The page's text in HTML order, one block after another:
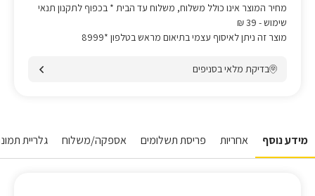
מחיר המוצר אינו כולל משלוח, משלוח עד הבית * בכפוף לתקנון תנאי
שימוש- 39 ₪
מוצר זה ניתן לאיסוף עצמי בתיאום מראש בטלפון *8999
בדיקת מלאי בסניפים
מידע נוסף אחריות פריסת תשלומים אספקה/משלוח גלריית